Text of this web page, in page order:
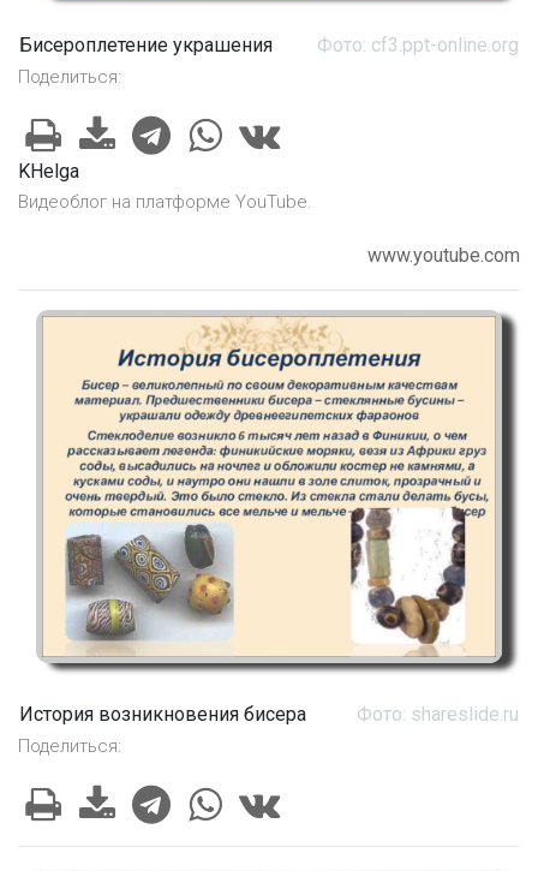
Бисероплетение украшения Фото: cf3.ppt-online.org
Поделиться:
KHelga
Видеоблог на платформе YouTube.
www.youtube.com
История возникновения бисера Фото: shareslide.ru
Поделиться: